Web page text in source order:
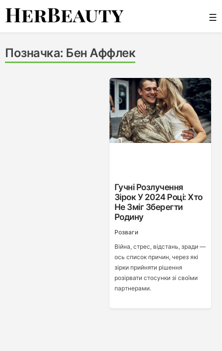
Skip
☰
Позначка: Бен Аффлек
Гучні Розлучення
Зірок У 2024 Році: Хто
Не Зміг Зберегти
Родину
Розваги
Війна, стрес, відстань, зради —
ось список причин, через які
зірки прийняти рішення
розірвати стосунки зі своїми
партнерами.